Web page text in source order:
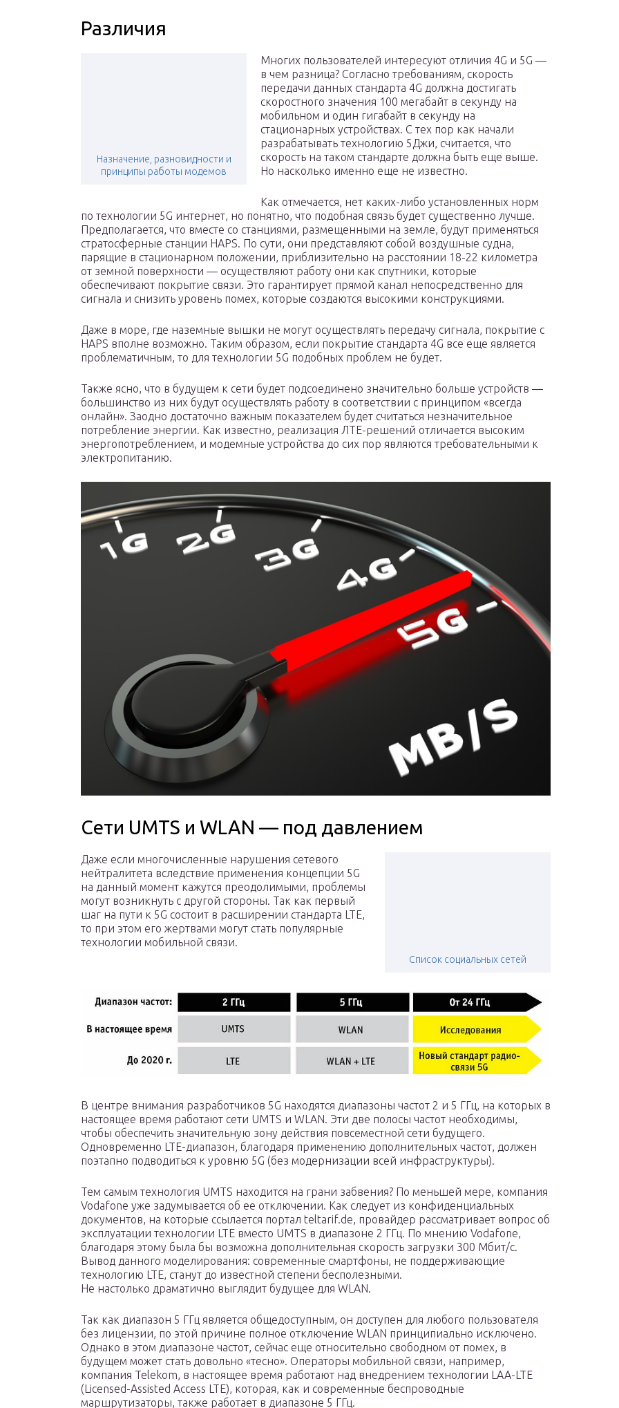
Различия
Назначение, разновидности и
принципы работы модемов
Многих пользователей интересуют отличия 4G и 5G —
в чем разница? Согласно требованиям, скорость
передачи данных стандарта 4G должна достигать
скоростного значения 100 мегабайт в секунду на
мобильном и один гигабайт в секунду на
стационарных устройствах. С тех пор как начали
разрабатывать технологию 5Джи, считается, что
скорость на таком стандарте должна быть еще выше.
Но насколько именно еще не известно.
Как отмечается, нет каких-либо установленных норм
по технологии 5G интернет, но понятно, что подобная связь будет существенно лучше.
Предполагается, что вместе со станциями, размещенными на земле, будут применяться
стратосферные станции HAPS. По сути, они представляют собой воздушные судна,
парящие в стационарном положении, приблизительно на расстоянии 18-22 километра
от земной поверхности — осуществляют работу они как спутники, которые
обеспечивают покрытие связи. Это гарантирует прямой канал непосредственно для
сигнала и снизить уровень помех, которые создаются высокими конструкциями.
Даже в море, где наземные вышки не могут осуществлять передачу сигнала, покрытие с
HAPS вполне возможно. Таким образом, если покрытие стандарта 4G все еще является
проблематичным, то для технологии 5G подобных проблем не будет.
Также ясно, что в будущем к сети будет подсоединено значительно больше устройств —
большинство из них будут осуществлять работу в соответствии с принципом «всегда
онлайн». Заодно достаточно важным показателем будет считаться незначительное
потребление энергии. Как известно, реализация ЛТЕ-решений отличается высоким
энергопотреблением, и модемные устройства до сих пор являются требовательными к
электропитанию.
Сети UMTS и WLAN — под давлением
Список социальных сетей
Даже если многочисленные нарушения сетевого
нейтралитета вследствие применения концепции 5G
на данный момент кажутся преодолимыми, проблемы
могут возникнуть с другой стороны. Так как первый
шаг на пути к 5G состоит в расширении стандарта LTE,
то при этом его жертвами могут стать популярные
технологии мобильной связи.
В центре внимания разработчиков 5G находятся диапазоны частот 2 и 5 ГГц, на которых в
настоящее время работают сети UMTS и WLAN. Эти две полосы частот необходимы,
чтобы обеспечить значительную зону действия повсеместной сети будущего.
Одновременно LTE-диапазон, благодаря применению дополнительных частот, должен
поэтапно подводиться к уровню 5G (без модернизации всей инфраструктуры).
Тем самым технология UMTS находится на грани забвения? По меньшей мере, компания
Vodafone уже задумывается об ее отключении. Как следует из конфиденциальных
документов, на которые ссылается портал teltarif.de, провайдер рассматривает вопрос об
эксплуатации технологии LTE вместо UMTS в диапазоне 2 ГГц. По мнению Vodafone,
благодаря этому была бы возможна дополнительная скорость загрузки 300 Мбит/с.
Вывод данного моделирования: современные смартфоны, не поддерживающие
технологию LTE, станут до известной степени бесполезными.
Не настолько драматично выглядит будущее для WLAN.
Так как диапазон 5 ГГц является общедоступным, он доступен для любого пользователя
без лицензии, по этой причине полное отключение WLAN принципиально исключено.
Однако в этом диапазоне частот, сейчас еще относительно свободном от помех, в
будущем может стать довольно «тесно». Операторы мобильной связи, например,
компания Telekom, в настоящее время работают над внедрением технологии LAA-LTE
(Licensed-Assisted Access LTE), которая, как и современные беспроводные
маршрутизаторы, также работает в диапазоне 5 ГГц.